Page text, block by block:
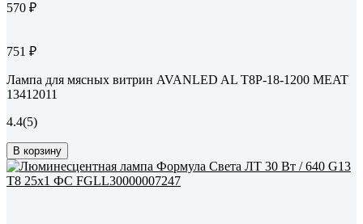
570 ₽
751 ₽
Лампа для мясных витрин AVANLED AL T8P-18-1200 MEAT
13412011
4.4(5)
В корзину